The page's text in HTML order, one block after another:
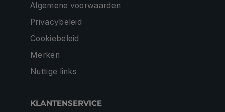
Algemene voorwaarden
Privacybeleid
Cookiebeleid
Merken
Nuttige links
KLANTENSERVICE